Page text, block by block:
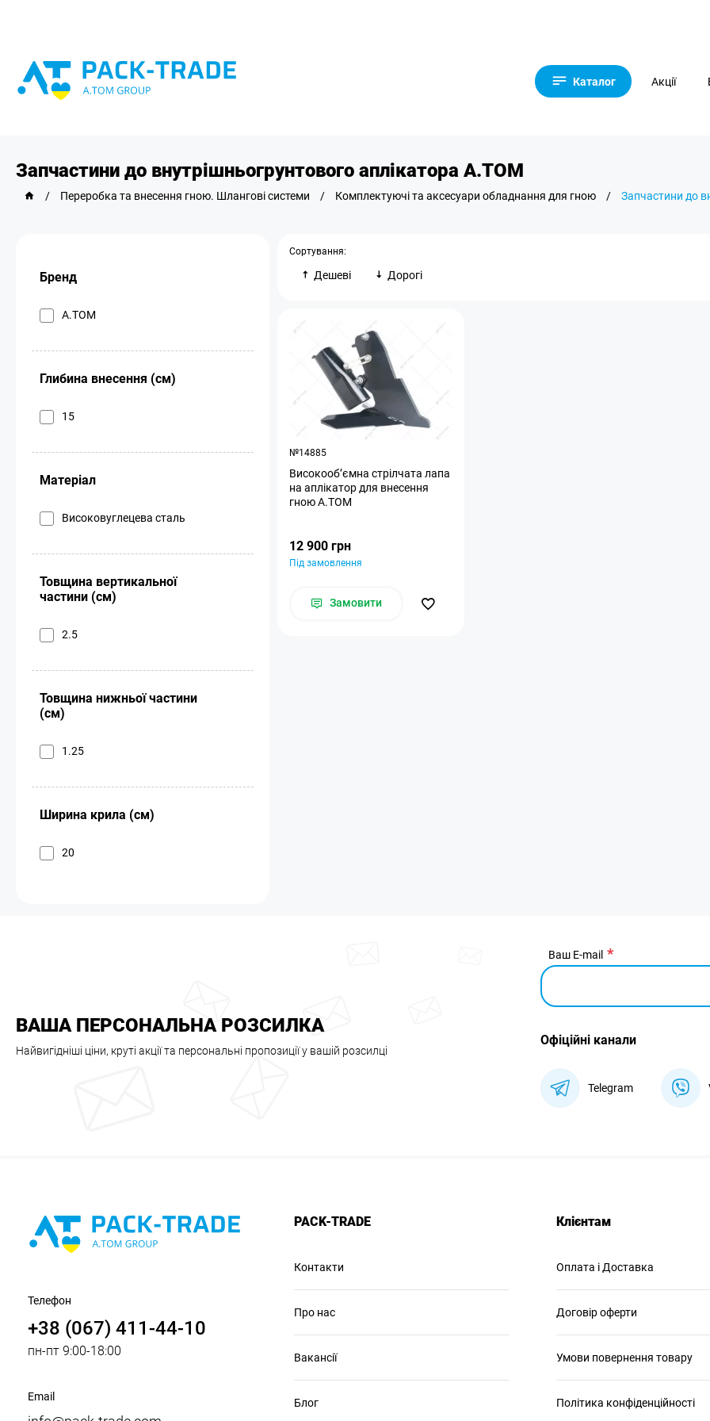
Каталог Акції
Запчастини до внутрішньогрунтового аплікатора А.ТОМ
/ Переробка та внесення гною. Шлангові системи / Комплектуючі та аксесуари обладнання для гною / Запчастини до
Бренд
A.TOM
Глибина внесення (см)
15
Матеріал
Високовуглецева сталь
Товщина вертикальної
частини (см)
2.5
Товщина нижньої частини
(см)
1.25
Ширина крила (см)
20
Сортування:
Дешеві Дорогі
№14885
Високооб’ємна стрілчата лапа
на аплікатор для внесення
гною A.TOM
12 900 грн
Під замовлення
Замовити
ВАША ПЕРСОНАЛЬНА РОЗСИЛКА
Найвигідніші ціни, круті акції та персональні пропозиції у вашій розсилці
Ваш E-mail
Офіційні канали
Telegram
Телефон
+38 (067) 411-44-10
пн-пт 9:00-18:00
Email
PACK-TRADE
Контакти
Про нас
Вакансії
Блог
Клієнтам
Оплата і Доставка
Договір оферти
Умови повернення товару
Політика конфіденційності